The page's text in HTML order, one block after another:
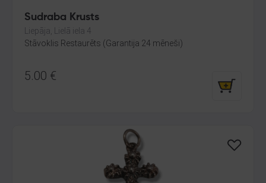
Sudraba Krusts
Liepāja, Lielā iela 4
Stāvoklis Restaurēts (Garantija 24 mēneši)
5.00 €